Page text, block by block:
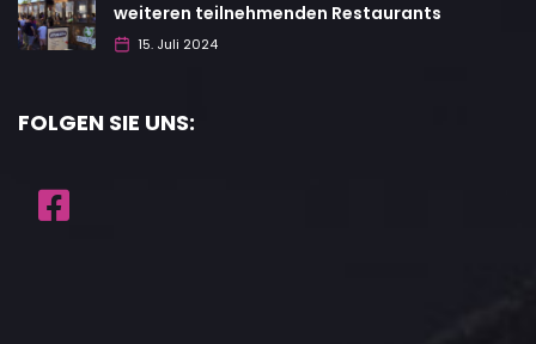
weiteren teilnehmenden Restaurants
15. Juli 2024
FOLGEN SIE UNS: